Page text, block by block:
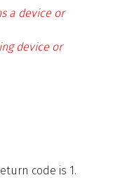
a device or
device or
code is 1.